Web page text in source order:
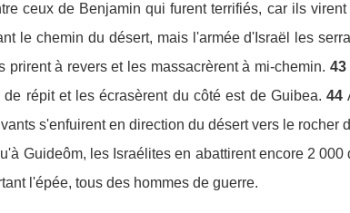
ceux de Benjamin qui furent terrifiés, car ils
le chemin du désert, mais l'armée d'Israël les
à revers et les massacrèrent à mi-chemin. 43
répit et les écrasèrent du côté est de Guibea. 44
s'enfuirent en direction du désert vers le rocher
Guideôm, les Israélites en abattirent encore 2 000
l'épée, tous des hommes de guerre.